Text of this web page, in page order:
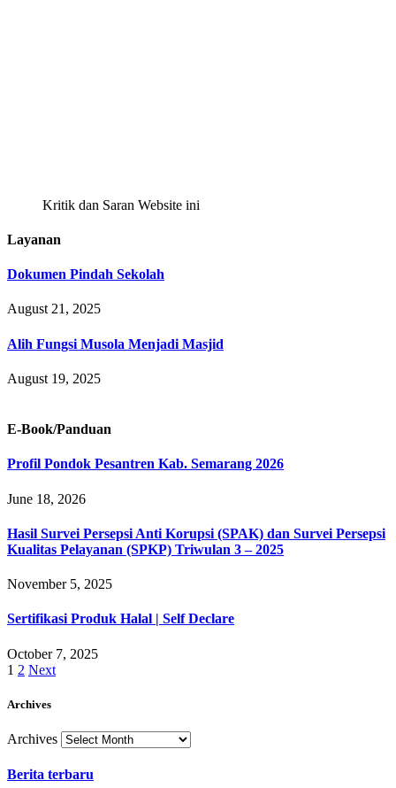
Kritik dan Saran Website ini
Layanan
Dokumen Pindah Sekolah
August 21, 2025
Alih Fungsi Musola Menjadi Masjid
August 19, 2025
E-Book/Panduan
Profil Pondok Pesantren Kab. Semarang 2026
June 18, 2026
Hasil Survei Persepsi Anti Korupsi (SPAK) dan Survei Persepsi
Kualitas Pelayanan (SPKP) Triwulan 3 – 2025
November 5, 2025
Sertifikasi Produk Halal | Self Declare
October 7, 2025
1 2 Next
Archives
Archives
Berita terbaru